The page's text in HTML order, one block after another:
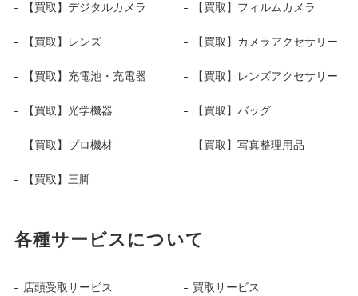
【買取】デジタルカメラ 【買取】フィルムカメラ
【買取】レンズ 【買取】カメラアクセサリー
【買取】充電池・充電器 【買取】レンズアクセサリー
【買取】光学機器 【買取】バッグ
【買取】プロ機材 【買取】写真整理用品
【買取】三脚
各種サービスについて
店頭受取サービス 買取サービス